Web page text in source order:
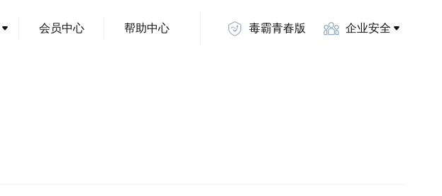
会员中心 帮助中心 毒霸青春版 企业安全